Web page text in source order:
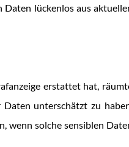
lückenlos aus
erstattet hat,
unterschätzt zu
wenn solche sensiblen